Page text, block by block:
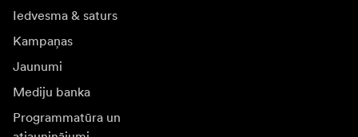
Iedvesma & saturs
Kampaņas
Jaunumi
Mediju banka
Programmatūra un